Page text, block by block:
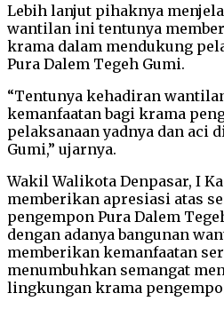
Lebih lanjut pihaknya
wantilan ini tentunya
krama dalam mendukung
Pura Dalem Tegeh Gumi.
“Tentunya kehadiran
kemanfaatan bagi krama
pelaksanaan yadnya dan aci
Gumi,” ujarnya.
Wakil Walikota Denpasar, I
memberikan apresiasi atas
pengempon Pura Dalem
dengan adanya bangunan
memberikan kemanfaatan
menumbuhkan semangat
lingkungan krama